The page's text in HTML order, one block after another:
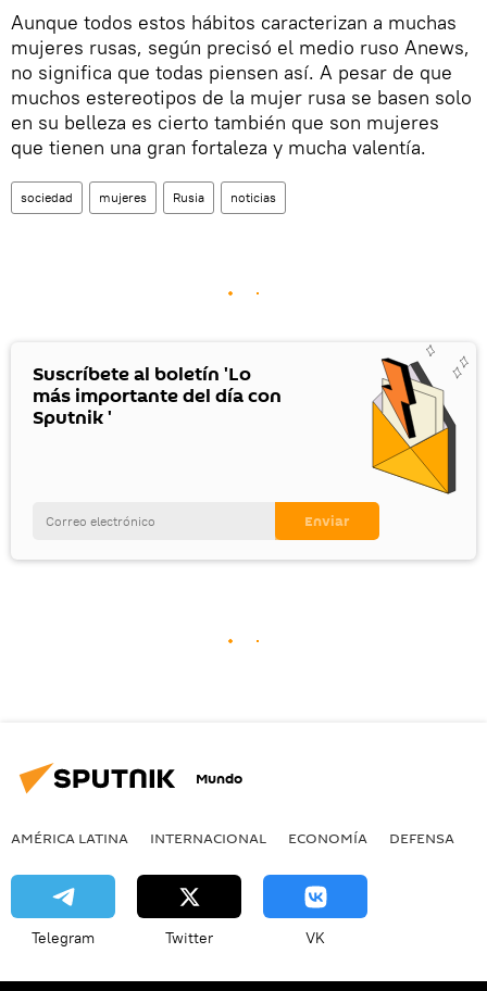
Aunque todos estos hábitos caracterizan a muchas
mujeres rusas, según precisó el medio ruso Anews,
no significa que todas piensen así. A pesar de que
muchos estereotipos de la mujer rusa se basen solo
en su belleza es cierto también que son mujeres
que tienen una gran fortaleza y mucha valentía.
sociedad mujeres Rusia noticias
Suscríbete al boletín 'Lo
más importante del día con
Sputnik '
Mundo
AMÉRICA LATINA INTERNACIONAL ECONOMÍA DEFENSA
Telegram Twitter VK